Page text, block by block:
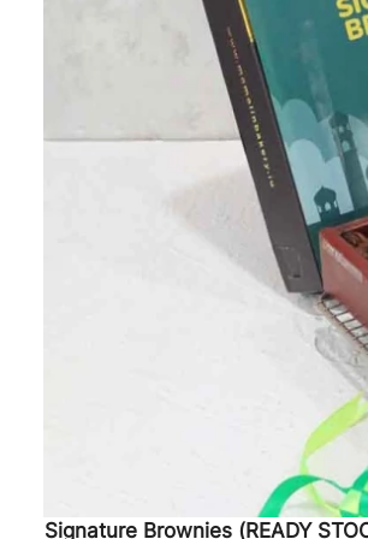
Signature Brownies (READY